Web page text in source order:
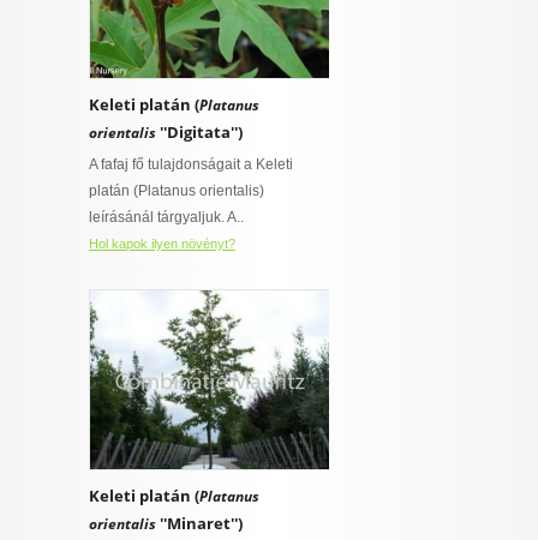
Keleti platán (Platanus
orientalis''Digitata'')
A fafaj fő tulajdonságait a Keleti
platán (Platanus orientalis)
leírásánál tárgyaljuk. A..
Hol kapok ilyen növényt?
Keleti platán (Platanus
orientalis''Minaret'')